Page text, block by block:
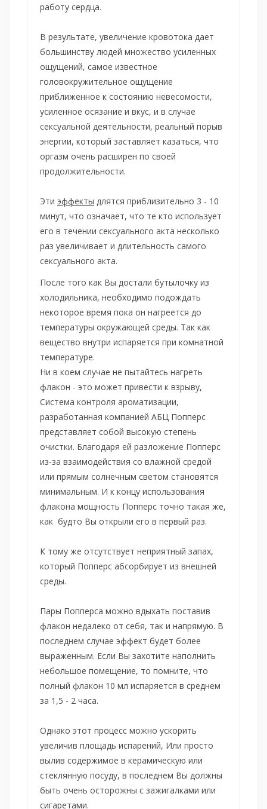
работу сердца.
В результате, увеличение кровотока дает
большинству людей множество усиленных
ощущений, самое известное
головокружительное ощущение
приближенное к состоянию невесомости,
усиленное осязание и вкус, и в случае
сексуальной деятельности, реальный порыв
энергии, который заставляет казаться, что
оргазм очень расширен по своей
продолжительности.
Эти эффекты длятся приблизительно 3 - 10
минут, что означает, что те кто использует
его в течении сексуального акта несколько
раз увеличивает и длительность самого
сексуального акта.
После того как Вы достали бутылочку из
холодильника, необходимо подождать
некоторое время пока он нагреется до
температуры окружающей среды. Так как
вещество внутри испаряется при комнатной
температуре.
Ни в коем случае не пытайтесь нагреть
флакон - это может привести к взрыву,
Система контроля ароматизации,
разработанная компанией АБЦ Попперс
представляет собой высокую степень
очистки. Благодаря ей разложение Попперс
из-за взаимодействия со влажной средой
или прямым солнечным светом становятся
минимальным. И к концу использования
флакона мощность Попперс точно такая же,
как будто Вы открыли его в первый раз.
К тому же отсутствует неприятный запах,
который Попперс абсорбирует из внешней
среды.
Пары Попперса можно вдыхать поставив
флакон недалеко от себя, так и напрямую. В
последнем случае эффект будет более
выраженным. Если Вы захотите наполнить
небольшое помещение, то помните, что
полный флакон 10 мл испаряется в среднем
за 1,5 - 2 часа.
Однако этот процесс можно ускорить
увеличив площадь испарений, Или просто
вылив содержимое в керамическую или
стеклянную посуду, в последнем Вы должны
быть очень осторожны с зажигалками или
сигаретами.